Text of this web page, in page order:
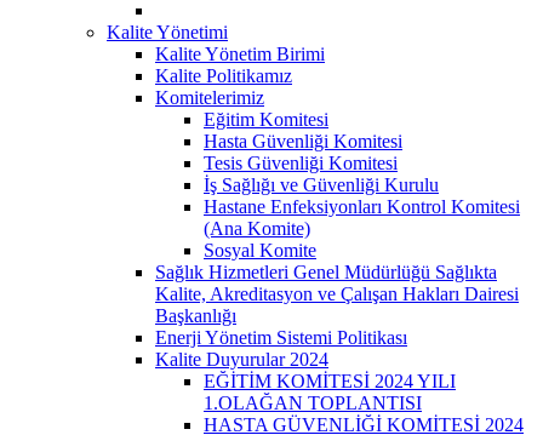
Kalite Yönetimi
Kalite Yönetim Birimi
Kalite Politikamız
Komitelerimiz
Eğitim Komitesi
Hasta Güvenliği Komitesi
Tesis Güvenliği Komitesi
İş Sağlığı ve Güvenliği Kurulu
Hastane Enfeksiyonları Kontrol Komitesi
(Ana Komite)
Sosyal Komite
Sağlık Hizmetleri Genel Müdürlüğü Sağlıkta
Kalite, Akreditasyon ve Çalışan Hakları Dairesi
Başkanlığı
Enerji Yönetim Sistemi Politikası
Kalite Duyurular 2024
EĞİTİM KOMİTESİ 2024 YILI
1.OLAĞAN TOPLANTISI
HASTA GÜVENLİĞİ KOMİTESİ 2024